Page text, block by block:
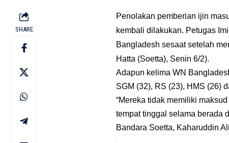
SHARE
Penolakan pemberian ijin
kembali dilakukan. Petugas
Bangladesh sesaat setelah
Hatta (Soetta), Senin 6/2).
Adapun kelima WN
SGM (32), RS (23), HMS (26)
“Mereka tidak memiliki
tempat tinggal selama berada
Bandara Soetta, Kaharuddin